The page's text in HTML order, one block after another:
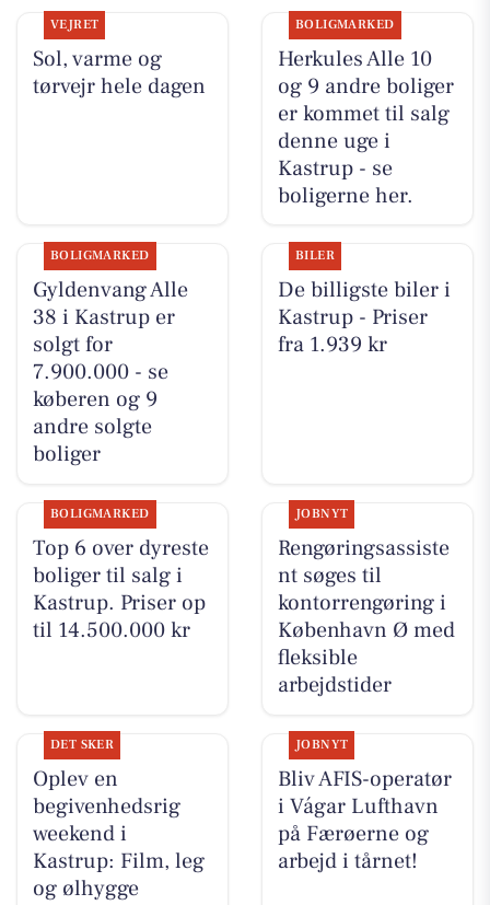
VEJRET
Sol, varme og
tørvejr hele dagen
BOLIGMARKED
Herkules Alle 10
og 9 andre boliger
er kommet til salg
denne uge i
Kastrup - se
boligerne her.
BOLIGMARKED
Gyldenvang Alle
38 i Kastrup er
solgt for
7.900.000 - se
køberen og 9
andre solgte
boliger
BILER
De billigste biler i
Kastrup - Priser
fra 1.939 kr
BOLIGMARKED
Top 6 over dyreste
boliger til salg i
Kastrup. Priser op
til 14.500.000 kr
JOBNYT
Rengøringsassiste
nt søges til
kontorrengøring i
København Ø med
fleksible
arbejdstider
DET SKER
Oplev en
begivenhedsrig
weekend i
Kastrup: Film, leg
og ølhygge
JOBNYT
Bliv AFIS-operatør
i Vágar Lufthavn
på Færøerne og
arbejd i tårnet!